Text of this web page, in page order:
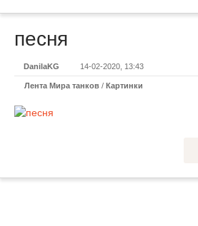
песня
DanilaKG 14-02-2020, 13:43
Лента Мира танков / Картинки